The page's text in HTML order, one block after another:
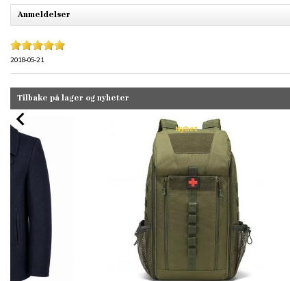
Anmeldelser
2018-05-21
Tilbake på lager og nyheter
Nyhet